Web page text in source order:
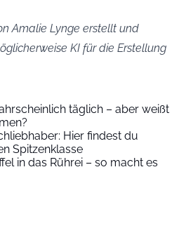
Amalie Lynge erstellt und
KI für die Erstellung
täglich – aber weißt
Hier findest du
Spitzenklasse
in das Rührei – so macht es